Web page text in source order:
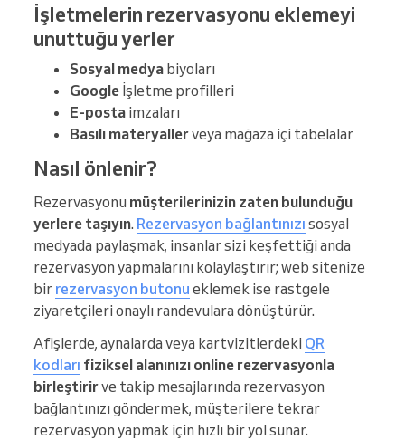
İşletmelerin rezervasyonu eklemeyi
unuttuğu yerler
Sosyal medya biyoları
Google İşletme profilleri
E-posta imzaları
Basılı materyallerveya mağaza içi tabelalar
Nasıl önlenir?
Rezervasyonu müşterilerinizin zaten bulunduğu
yerlere taşıyın. Rezervasyon bağlantınızı sosyal
medyada paylaşmak, insanlar sizi keşfettiği anda
rezervasyon yapmalarını kolaylaştırır; web sitenize
bir rezervasyon butonu eklemek ise rastgele
ziyaretçileri onaylı randevulara dönüştürür.
Afişlerde, aynalarda veya kartvizitlerdeki QR
kodları fiziksel alanınızı online rezervasyonla
birleştirirve takip mesajlarında rezervasyon
bağlantınızı göndermek, müşterilere tekrar
rezervasyon yapmak için hızlı bir yol sunar.